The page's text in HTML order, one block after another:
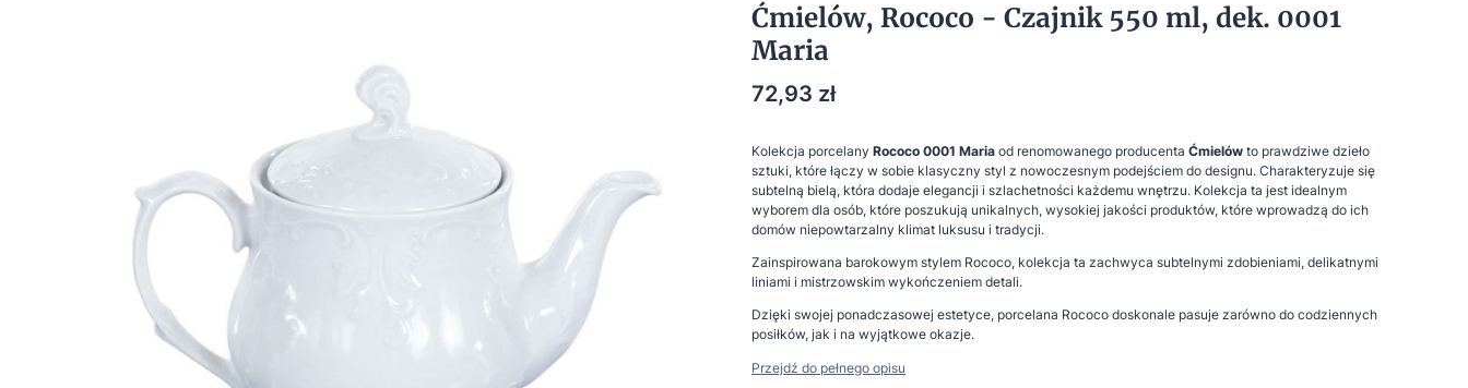
Ćmielów, Rococo - Czajnik 550 ml, dek. 0001
Maria
Cena
72,93 zł
Kolekcja porcelany Rococo 0001 Maria od renomowanego producenta Ćmielów to prawdziwe dzieło
sztuki, które łączy w sobie klasyczny styl z nowoczesnym podejściem do designu. Charakteryzuje się
subtelną bielą, która dodaje elegancji i szlachetności każdemu wnętrzu. Kolekcja ta jest idealnym
wyborem dla osób, które poszukują unikalnych, wysokiej jakości produktów, które wprowadzą do ich
domów niepowtarzalny klimat luksusu i tradycji.
Zainspirowana barokowym stylem Rococo, kolekcja ta zachwyca subtelnymi zdobieniami, delikatnymi
liniami i mistrzowskim wykończeniem detali.
Dzięki swojej ponadczasowej estetyce, porcelana Rococo doskonale pasuje zarówno do codziennych
posiłków, jak i na wyjątkowe okazje.
Przejdź do pełnego opisu